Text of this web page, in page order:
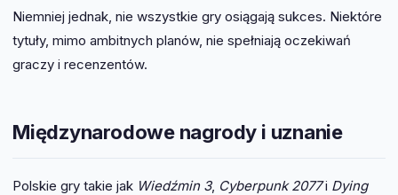
Niemniej jednak, nie wszystkie gry osiągają sukces. Niektóre
tytuły, mimo ambitnych planów, nie spełniają oczekiwań
graczy i recenzentów.
Międzynarodowe nagrody i uznanie
Polskie gry takie jak Wiedźmin 3, Cyberpunk 2077i Dying